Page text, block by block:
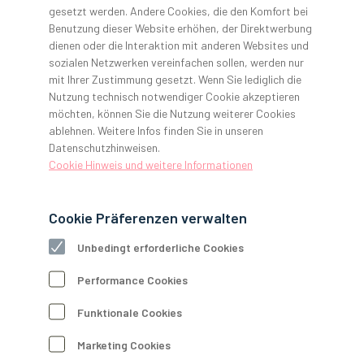
Bei GERL. erhalten Sie umfassende Unterstützung aus einer
Hand. Unser Fokus liegt auf langfristigen Partnerschaften,
und wir bieten ein vielseitiges Dienstleistungsspektrum, um
Sie von der Gründung über Ihre gesamte
Unternehmenslaufbahn bis hin zur Übergabe zu begleiten.
Für eine erfolgreiche Unternehmensführung stehen Ihnen
unsere Akademie, unser Architekturbüro, der Consulting-
Bereich, unser eigenes Systemhaus für IT- und Hightech-
Produkte, unsere umfassende Technikexpertise sowie
gesetzt werden. Andere Cookies, die den Komfort bei
Benutzung dieser Website erhöhen, der Direktwerbung
dienen oder die Interaktion mit anderen Websites und
sozialen Netzwerken vereinfachen sollen, werden nur
mit Ihrer Zustimmung gesetzt. Wenn Sie lediglich die
Nutzung technisch notwendiger Cookie akzeptieren
möchten, können Sie die Nutzung weiterer Cookies
ablehnen. Weitere Infos finden Sie in unseren
Datenschutzhinweisen.
Cookie Hinweis und weitere Informationen
Cookie Präferenzen verwalten
Unbedingt erforderliche Cookies
Performance Cookies
Funktionale Cookies
Marketing Cookies